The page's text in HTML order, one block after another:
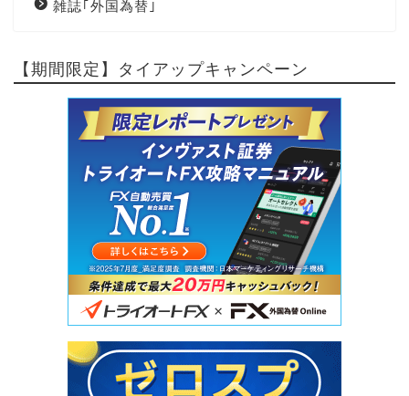
雑誌｢外国為替｣
【期間限定】タイアップキャンペーン